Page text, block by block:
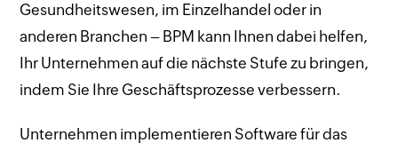
Gesundheitswesen, im Einzelhandel oder in
anderen Branchen – BPM kann Ihnen dabei helfen,
Ihr Unternehmen auf die nächste Stufe zu bringen,
indem Sie Ihre Geschäftsprozesse verbessern.
Unternehmen implementieren Software für das